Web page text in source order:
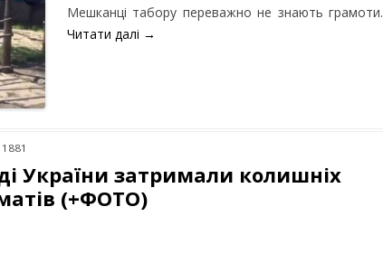
Мешканці табору переважно не знають грамоти.
Читати далі →
України затримали колишніх
(+ФОТО)